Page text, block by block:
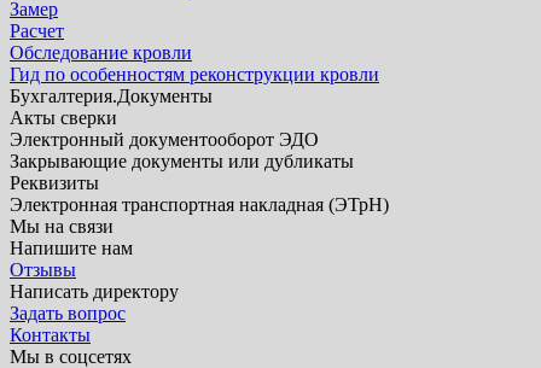
Замер
Расчет
Обследование кровли
Гид по особенностям реконструкции кровли
Бухгалтерия.Документы
Акты сверки
Электронный документооборот ЭДО
Закрывающие документы или дубликаты
Реквизиты
Электронная транспортная накладная (ЭТрН)
Мы на связи
Напишите нам
Отзывы
Написать директору
Задать вопрос
Контакты
Мы в соцсетях